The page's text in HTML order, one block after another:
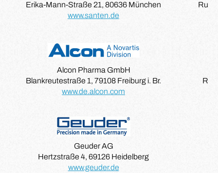
Erika-Mann-Straße 21, 80636 München
www.santen.de
Alcon Pharma GmbH
Blankreutestraße 1, 79108 Freiburg i. Br.
www.de.alcon.com
Geuder AG
Hertzstraße 4, 69126 Heidelberg
www.geuder.de